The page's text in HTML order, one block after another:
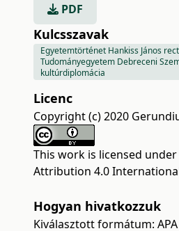
PDF
Kulcsszavak
Egyetemtörténet Hankiss János
Tudományegyetem Debreceni
kultúrdiplomácia
Licenc
Copyright (c) 2020
This work is licensed under
Attribution 4.0
Hogyan hivatkozzuk
Kiválasztott formátum: APA